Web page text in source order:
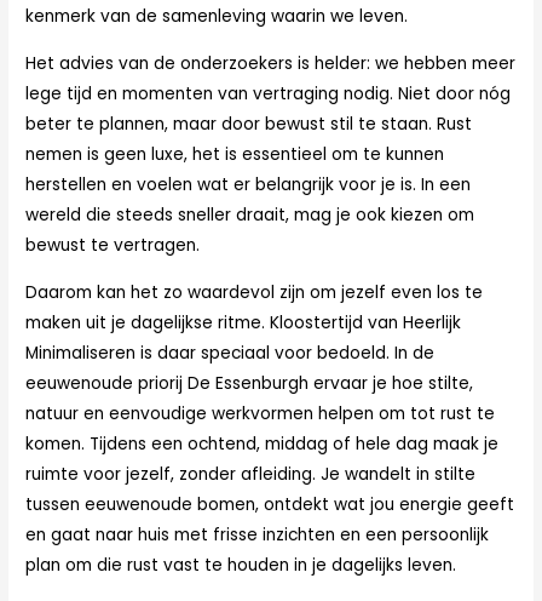
kenmerk van de samenleving waarin we leven.
Het advies van de onderzoekers is helder: we hebben meer
lege tijd en momenten van vertraging nodig. Niet door nóg
beter te plannen, maar door bewust stil te staan. Rust
nemen is geen luxe, het is essentieel om te kunnen
herstellen en voelen wat er belangrijk voor je is. In een
wereld die steeds sneller draait, mag je ook kiezen om
bewust te vertragen.
Daarom kan het zo waardevol zijn om jezelf even los te
maken uit je dagelijkse ritme. Kloostertijd van Heerlijk
Minimaliseren is daar speciaal voor bedoeld. In de
eeuwenoude priorij De Essenburgh ervaar je hoe stilte,
natuur en eenvoudige werkvormen helpen om tot rust te
komen. Tijdens een ochtend, middag of hele dag maak je
ruimte voor jezelf, zonder afleiding. Je wandelt in stilte
tussen eeuwenoude bomen, ontdekt wat jou energie geeft
en gaat naar huis met frisse inzichten en een persoonlijk
plan om die rust vast te houden in je dagelijks leven.